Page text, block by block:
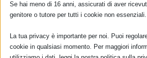
Se hai meno di 16 anni, assicurati di aver
genitore o tutore per tutti i cookie non essenziali.
La tua privacy è importante per noi. Puoi
cookie in qualsiasi momento. Per maggiori